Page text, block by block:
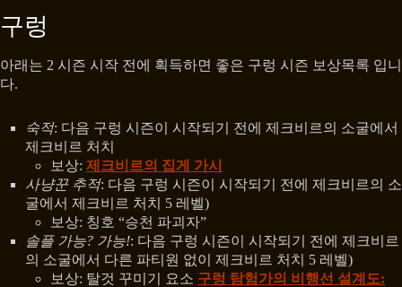
구렁
아래는 2 시즌 시작 전에 획득하면 좋은 구렁 시즌 보상목록 입니
다.
숙적: 다음 구렁 시즌이 시작되기 전에 제크비르의 소굴에서
제크비르 처치
보상: 제크비르의 집게 가시
사냥꾼 추적: 다음 구렁 시즌이 시작되기 전에 제크비르의 소
굴에서 제크비르 처치 5 레벨)
보상: 칭호 “승천 파괴자”
솔플 가능? 가능!: 다음 구렁 시즌이 시작되기 전에 제크비르
의 소굴에서 다른 파티원 없이 제크비르 처치 5 레벨)
보상: 탈것 꾸미기 요소 구렁 탐험가의 비행선 설계도: